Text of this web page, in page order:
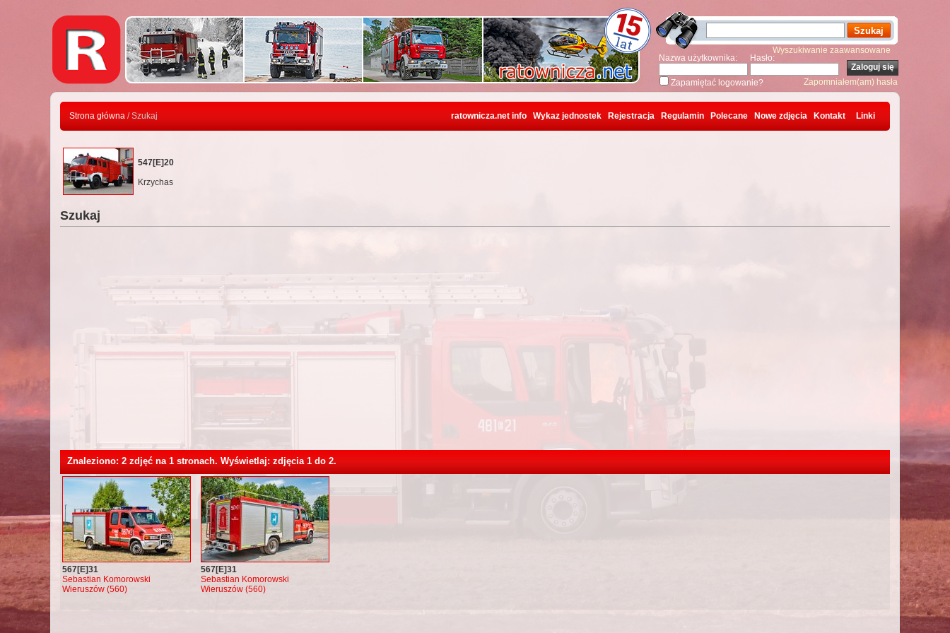
Wyszukiwanie zaawansowane
Nazwa użytkownika:
Hasło:
Zapamiętać logowanie? Zapomniałem(am) hasła
Strona główna / Szukaj ratownicza.net info Wykaz jednostek Rejestracja Regulamin Polecane Nowe zdjęcia Kontakt Linki
547[E]20
Krzychas
Szukaj
Znaleziono: 2 zdjęć na 1 stronach. Wyświetlaj: zdjęcia 1 do 2.
567[E]31
Sebastian Komorowski
Wieruszów (560)
567[E]31
Sebastian Komorowski
Wieruszów (560)